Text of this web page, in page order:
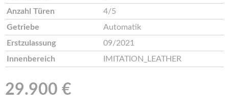
Anzahl Türen
4/5
Getriebe
Automatik
Erstzulassung
09/2021
Innenbereich
IMITATION_LEATHER
29.900 €